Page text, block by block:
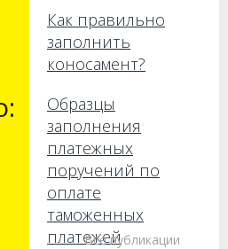
Как правильно
заполнить
коносамент?
Образцы
заполнения
платежных
поручений по
оплате
таможенных
платежейВсе публикации